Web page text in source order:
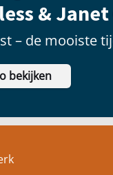
&
– de mooiste
bekijken